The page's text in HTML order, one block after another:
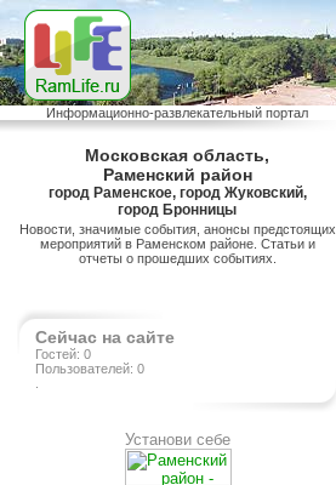
Информационно-развлекательный портал
Московская область,
Раменский район
город Раменское, город Жуковский,
город Бронницы
Новости, значимые события, анонсы предстоящих
мероприятий в Раменском районе. Статьи и
отчеты о прошедших событиях.
Сейчас на сайте
Гостей: 0
Пользователей: 0
Установи себе